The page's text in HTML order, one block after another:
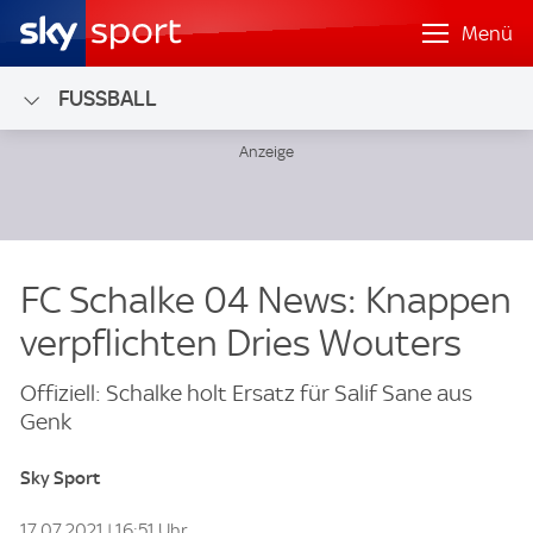
Menü
FUSSBALL
FC Schalke 04 News: Knappen
verpflichten Dries Wouters
Offiziell: Schalke holt Ersatz für Salif Sane aus
Genk
Sky Sport